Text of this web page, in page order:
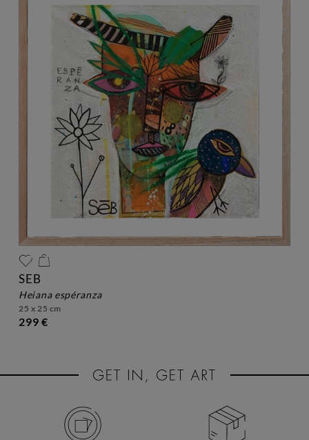
SEB
heiana espéranza
25 x 25 cm
299 €